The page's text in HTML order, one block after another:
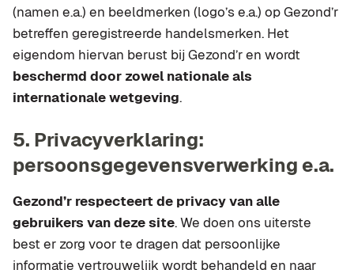
(namen e.a.) en beeldmerken (logo’s e.a.) op Gezond’r
betreffen geregistreerde handelsmerken. Het
eigendom hiervan berust bij Gezond’r en wordt
beschermd door zowel nationale als
internationale wetgeving.
5. Privacyverklaring:
persoonsgegevensverwerking e.a.
Gezond’r respecteert de privacy van alle
gebruikers van deze site. We doen ons uiterste
best er zorg voor te dragen dat persoonlijke
informatie vertrouwelijk wordt behandeld en naar